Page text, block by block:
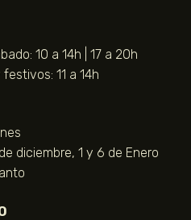
10 a 14h | 17 a 20h
11 a 14h
diciembre, 1 y 6 de Enero